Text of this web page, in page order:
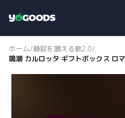
o
g
o
o
ホーム/静寂を讃える歌2.0/
鳴潮 カルロッタ ギフトボックス ロ